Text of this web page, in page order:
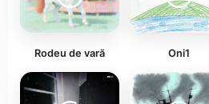
Rodeu de vară Oni1